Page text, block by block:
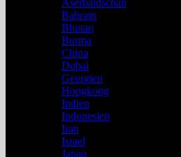
Aserbaidschan
Bahrain
Bhutan
Burma
China
Dubai
Georgien
Hongkong
Indien
Indonesien
Iran
Israel
Japan